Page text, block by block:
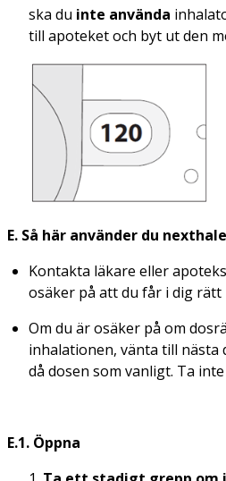
ska du inte använda
till apoteket och byt ut den
E. Så här använder du
Kontakta läkare eller
osäker på att du får i dig rätt
Om du är osäker på om
inhalationen, vänta till nästa
då dosen som vanligt. Ta
E.1. Öppna